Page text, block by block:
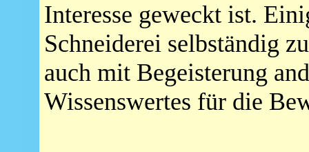
Interesse geweckt ist.
Schneiderei selbständig
auch mit Begeisterung
Wissenswertes für die